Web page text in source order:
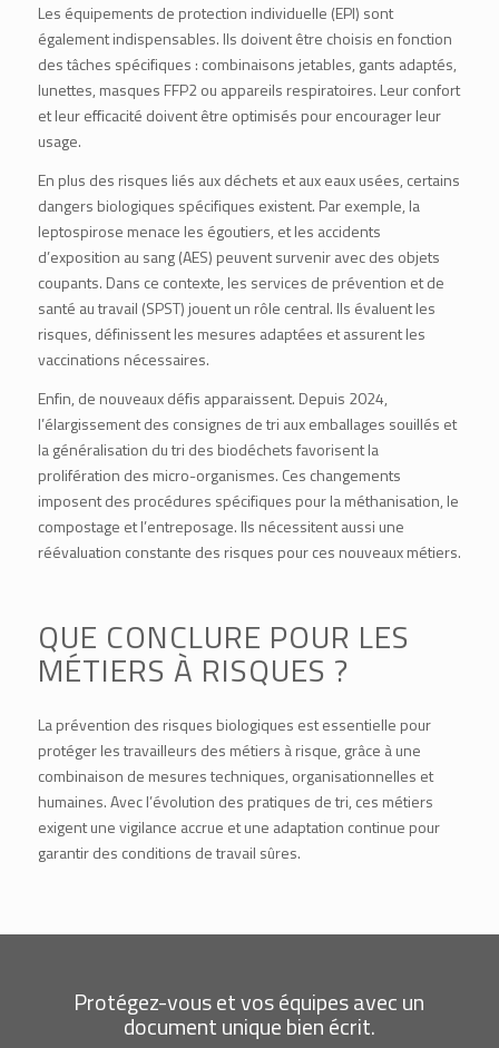
Les équipements de protection individuelle (EPI) sont
également indispensables. Ils doivent être choisis en fonction
des tâches spécifiques : combinaisons jetables, gants adaptés,
lunettes, masques FFP2 ou appareils respiratoires. Leur confort
et leur efficacité doivent être optimisés pour encourager leur
usage.
En plus des risques liés aux déchets et aux eaux usées, certains
dangers biologiques spécifiques existent. Par exemple, la
leptospirose menace les égoutiers, et les accidents
d’exposition au sang (AES) peuvent survenir avec des objets
coupants. Dans ce contexte, les services de prévention et de
santé au travail (SPST) jouent un rôle central. Ils évaluent les
risques, définissent les mesures adaptées et assurent les
vaccinations nécessaires.
Enfin, de nouveaux défis apparaissent. Depuis 2024,
l’élargissement des consignes de tri aux emballages souillés et
la généralisation du tri des biodéchets favorisent la
prolifération des micro-organismes. Ces changements
imposent des procédures spécifiques pour la méthanisation, le
compostage et l’entreposage. Ils nécessitent aussi une
réévaluation constante des risques pour ces nouveaux métiers.
QUE CONCLURE POUR LES
MÉTIERS À RISQUES ?
La prévention des risques biologiques est essentielle pour
protéger les travailleurs des métiers à risque, grâce à une
combinaison de mesures techniques, organisationnelles et
humaines. Avec l’évolution des pratiques de tri, ces métiers
exigent une vigilance accrue et une adaptation continue pour
garantir des conditions de travail sûres.
Protégez-vous et vos équipes avec un
document unique bien écrit.